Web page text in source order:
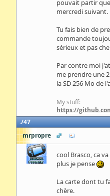
pouvait partir
mercredi suivant.
Tu fais bien de
commande
sérieux et pas
Par contre moi
me prendre une
la SD 256 Mo de
My stuff:
https://
47
mrpropre
cool Brasco, ca
plus je pense
La carte dont tu
chère.